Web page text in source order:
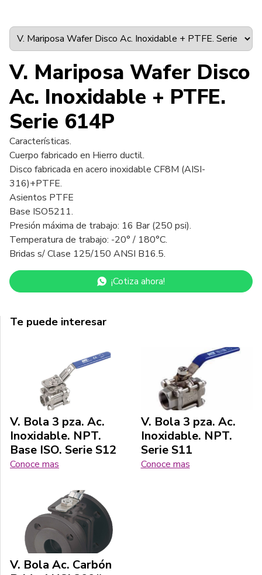
V. Mariposa Wafer Disco
Ac. Inoxidable + PTFE.
Serie 614P
Características.
Cuerpo fabricado en Hierro ductil.
Disco fabricada en acero inoxidable CF8M (AISI-
316)+PTFE.
Asientos PTFE
Base ISO5211.
Presión máxima de trabajo: 16 Bar (250 psi).
Temperatura de trabajo: -20° / 180°C.
Bridas s/ Clase 125/150 ANSI B16.5.
¡Cotiza ahora!
Te puede interesar
V. Bola 3 pza. Ac.
Inoxidable. NPT.
Base ISO. Serie S12
Conoce mas
V. Bola 3 pza. Ac.
Inoxidable. NPT.
Serie S11
Conoce mas
V. Bola Ac. Carbón